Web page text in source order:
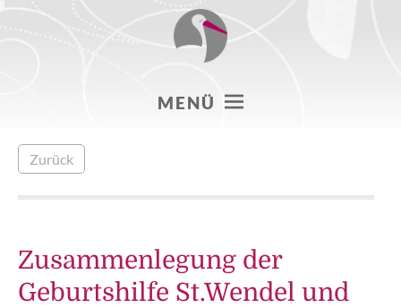
MENÜ
Zurück
Zusammenlegung der
Geburtshilfe St.Wendel und